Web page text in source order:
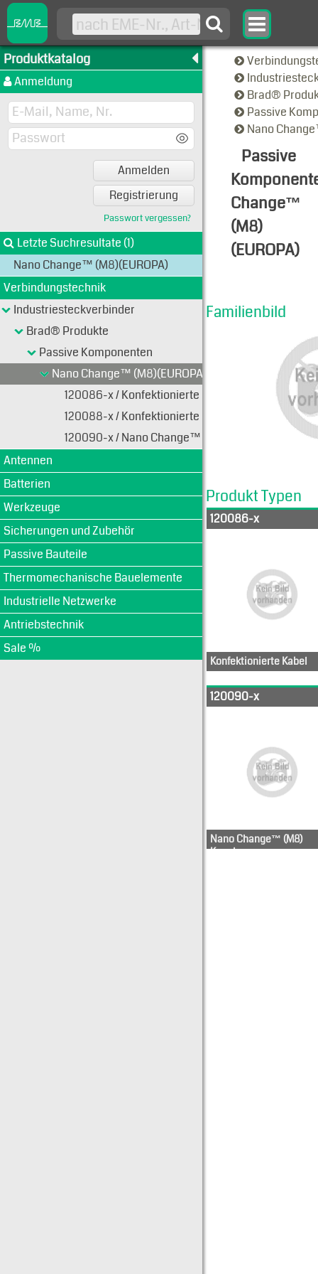
Produktkatalog
Anmeldung
Anmelden
Registrierung
Passwort vergessen?
Letzte Suchresultate (1)
Nano Change™ (M8)(EUROPA)
Verbindungstechnik
Industriesteckverbinder
Brad® Produkte
Passive Komponenten
Nano Change™ (M8)(EUROPA)
120086-x / Konfektionierte Kabel
120088-x / Konfektionierte Kabel
120090-x / Nano Change™ (M8) Kupplung
Antennen
Batterien
Werkzeuge
Sicherungen und Zubehör
Passive Bauteile
Thermomechanische Bauelemente
Industrielle Netzwerke
Antriebstechnik
Sale %
Brad®
Passive
Nano
Passive
Change™
(M8)
(EUROPA)
Familienbild
Produkt Typen
120086-x
Konfektionierte Kabel
1200860192
1200860206
120090-x
Nano Change™ (M8)
Kupplung